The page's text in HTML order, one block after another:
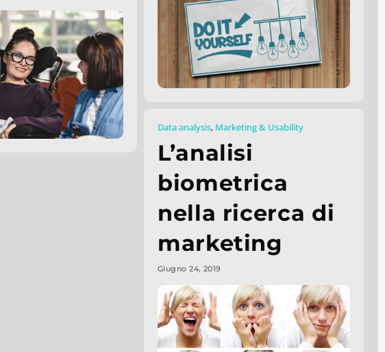
Data analysis, Marketing & Usability
L’analisi
biometrica
nella ricerca di
marketing
Giugno 24, 2019